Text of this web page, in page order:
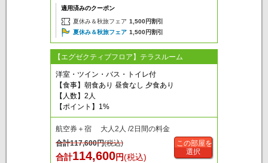
適用済みのクーポン
夏休み＆秋旅フェア 1,500円割引
夏休み＆秋旅フェア 1,500円割引
【エグゼクティブフロア】テラスルーム
洋室・ツイン・バス・トイレ付
【食事】朝食あり 昼食なし 夕食あり
【人数】2人
【ポイント】1%
航空券＋宿 大人2人 /2日間の料金
合計117,600円(税込)
合計114,600円(税込)
この部屋を
選択